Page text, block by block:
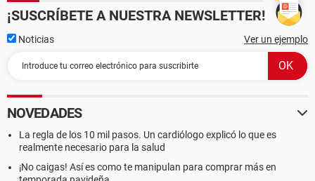
¡SUSCRÍBETE A NUESTRA NEWSLETTER!
Noticias Ver un ejemplo
NOVEDADES
La regla de los 10 mil pasos. Un cardiólogo explicó lo que es
realmente necesario para la salud
¡No caigas! Así es como te manipulan para comprar más en